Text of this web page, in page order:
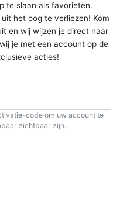
te slaan als favorieten.
het oog te verliezen! Kom
en wij wijzen je direct naar
je met een account op de
acties!
code om uw account te
zichtbaar zijn.